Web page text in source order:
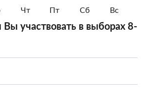
Чт Пт Сб Вс
Вы участвовать в выборах 8-